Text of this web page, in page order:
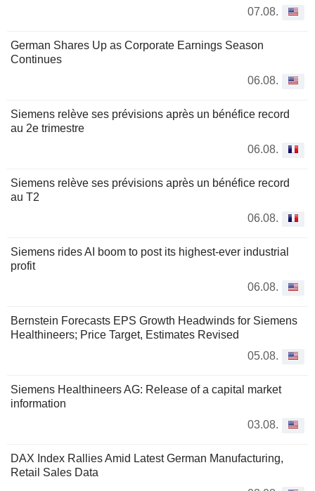
07.08.
German Shares Up as Corporate Earnings Season
Continues
06.08.
Siemens relève ses prévisions après un bénéfice record
au 2e trimestre
06.08.
Siemens relève ses prévisions après un bénéfice record
au T2
06.08.
Siemens rides AI boom to post its highest-ever industrial
profit
06.08.
Bernstein Forecasts EPS Growth Headwinds for Siemens
Healthineers; Price Target, Estimates Revised
05.08.
Siemens Healthineers AG: Release of a capital market
information
03.08.
DAX Index Rallies Amid Latest German Manufacturing,
Retail Sales Data